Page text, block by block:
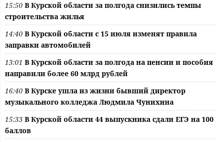
15:50 В Курской области за полгода снизились темпы
строительства жилья
14:40 В Курской области с 15 июля изменят правила
заправки автомобилей
13:01 В Курской области за полгода на пенсии и пособия
направили более 60 млрд рублей
16:40 В Курске ушла из жизни бывший директор
музыкального колледжа Людмила Чунихина
15:33 В Курской области 44 выпускника сдали ЕГЭ на 100
баллов